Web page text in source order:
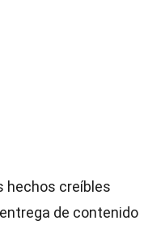
hechos creíbles
de contenido